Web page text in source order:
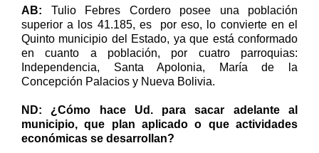
AB: Tulio Febres Cordero posee una población
superior a los 41.185, es
por eso, lo convierte en el
Quinto municipio del Estado, ya que está conformado
en cuanto a población, por cuatro parroquias:
Independencia, Santa Apolonia, María de la
Concepción Palacios y Nueva Bolivia.
ND: ¿Cómo hace Ud. para sacar adelante al
municipio, que plan aplicado o que actividades
económicas se desarrollan?